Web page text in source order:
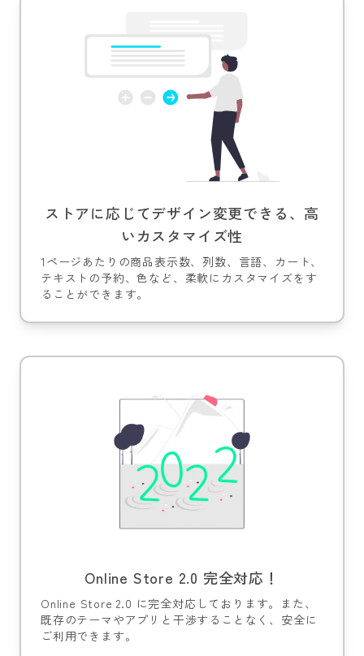
ストアに応じてデザイン変更できる、高
いカスタマイズ性
1ページあたりの商品表示数、列数、言語、カート、
テキストの予約、色など、柔軟にカスタマイズをす
ることができます。
Online Store 2.0 完全対応！
Online Store 2.0 に完全対応しております。また、
既存のテーマやアプリと干渉することなく、安全に
ご利用できます。